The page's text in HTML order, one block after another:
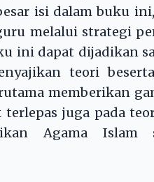
isi dalam buku ini,
melalui strategi
ini dapat dijadikan
teori
memberikan
terlepas juga pada
Agama Islam